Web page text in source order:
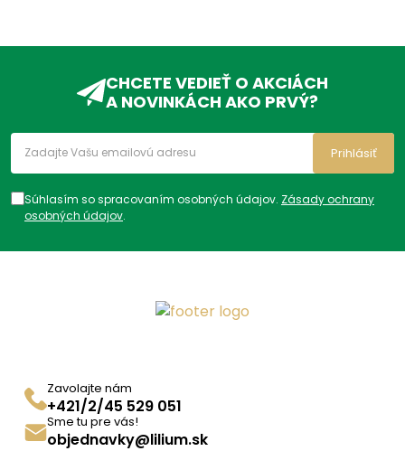
CHCETE VEDIEŤ O AKCIÁCH
A NOVINKÁCH AKO PRVÝ?
Súhlasím so spracovaním osobných údajov. Zásady ochrany
osobných údajov.
Prihlásiť
Zavolajte nám
+421/2/45 529 051
Sme tu pre vás!
objednavky@lilium.sk